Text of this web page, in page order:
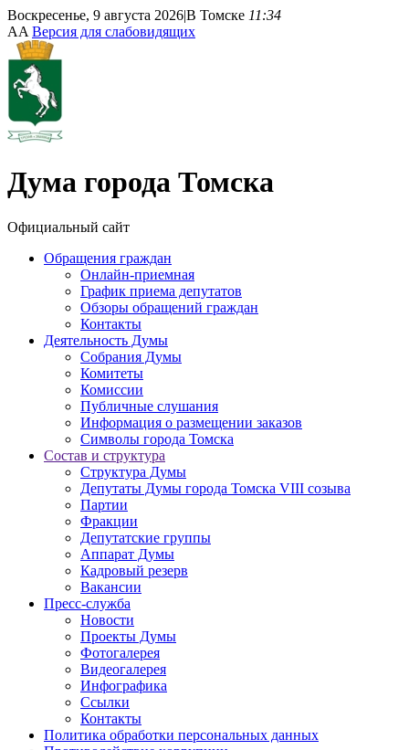
Воскресенье, 9 августа 2026|В Томске 11:34
AA Версия для слабовидящих
Дума города Томска
Официальный сайт
Обращения граждан
Онлайн-приемная
График приема депутатов
Обзоры обращений граждан
Контакты
Деятельность Думы
Собрания Думы
Комитеты
Комиссии
Публичные слушания
Информация о размещении заказов
Символы города Томска
Состав и структура
Структура Думы
Депутаты Думы города Томска VIII созыва
Партии
Фракции
Депутатские группы
Аппарат Думы
Кадровый резерв
Вакансии
Пресс-служба
Новости
Проекты Думы
Фотогалерея
Видеогалерея
Инфографика
Ссылки
Контакты
Политика обработки персональных данных